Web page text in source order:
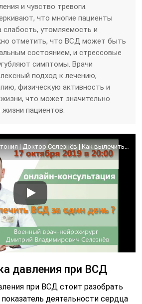
и чувство тревоги.
что многие пациенты
утомляемость и
отметить, что ВСД может быть
состоянием, и стрессовые
симптомы. Врачи
подход к лечению,
физическую активность и
что может значительно
пациентов.
Вегетососудистая дистония | Доктор Селезнёв | Как вылечить ВСД
давления при ВСД
при ВСД стоит разобрать
деятельности сердца